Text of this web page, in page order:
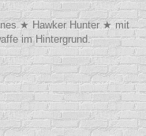
★ Hawker Hunter ★ mit
im Hintergrund.